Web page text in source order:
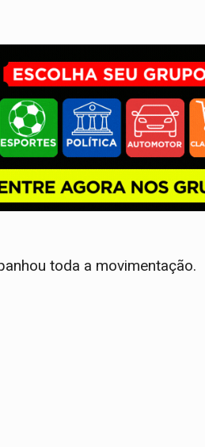
toda a movimentação.